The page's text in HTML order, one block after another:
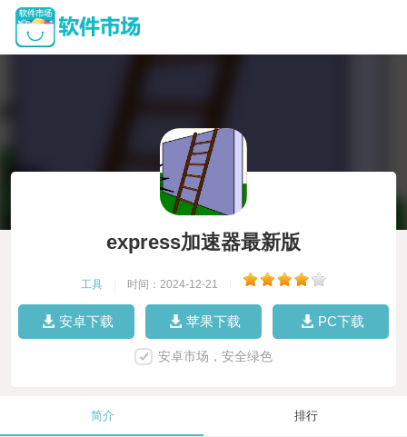
express加速器最新版
工具 时间：2024-12-21
安卓下载 苹果下载 PC下载
安卓市场，安全绿色
简介 排行